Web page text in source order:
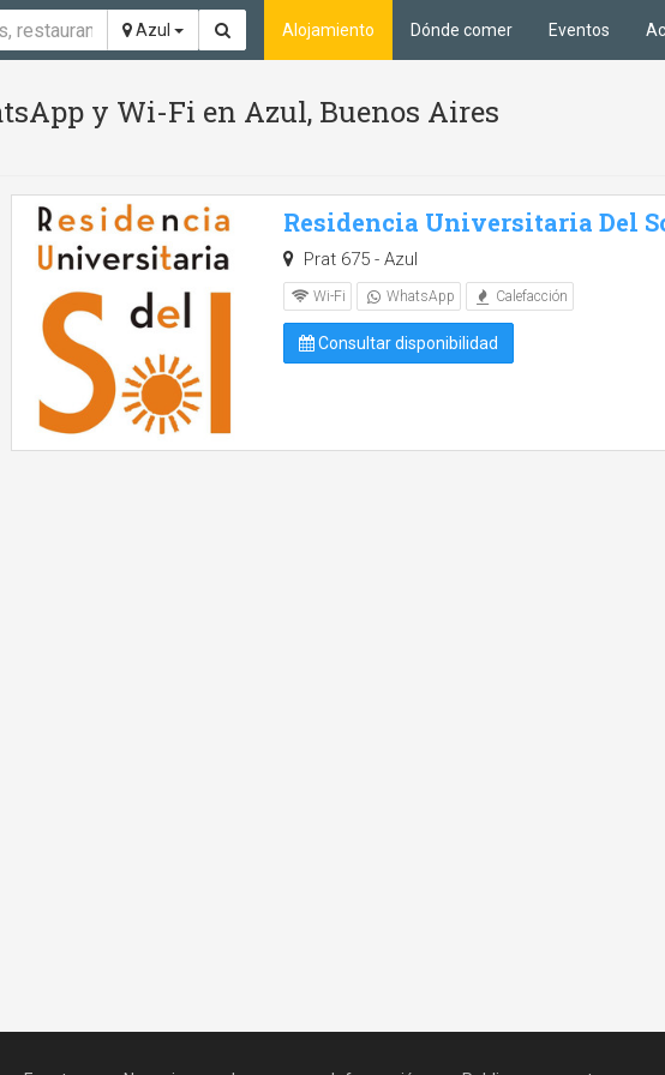
Azul Alojamiento Dónde comer Eventos
y Wi-Fi en Azul, Buenos Aires
Residencia Universitaria Del
Prat 675 - Azul
Wi-Fi WhatsApp Calefacción
Consultar disponibilidad